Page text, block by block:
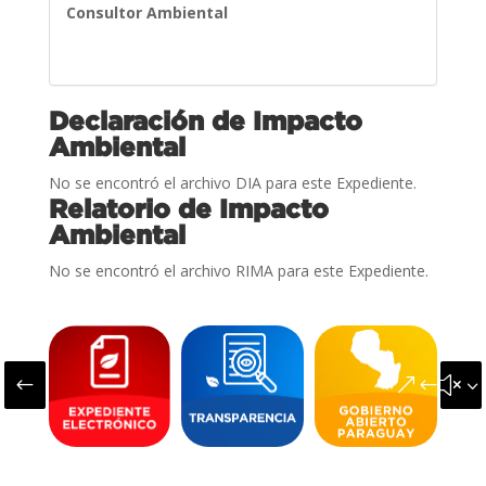
Consultor Ambiental
Declaración de Impacto
Ambiental
No se encontró el archivo DIA para este Expediente.
Relatorio de Impacto
Ambiental
No se encontró el archivo RIMA para este Expediente.
#